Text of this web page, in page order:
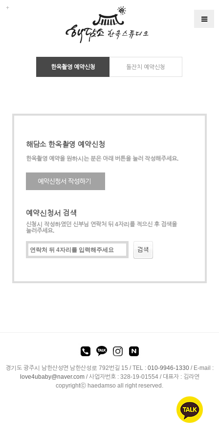
한옥촬영 예약신청 돌잔치 예약신청
해담소 한옥촬영 예약신청
한옥촬영 예약을 원하시는 분은 아래 버튼을 눌러 작성해주세요.
예약신청서 검색
신청시 작성하였던 신부님 연락처 뒤 4자리를 적으신 후 검색을
눌러주세요.
경기도 광주시 남한산성면 남한산성로 792번길 15 /TEL : 010-9946-1330 / E-mail :
love4ubaby@naver.com/ 사업자번호 : 328-19-01554 / 대표자 : 김라연
copyrightⓒ haedamso all right reserved.